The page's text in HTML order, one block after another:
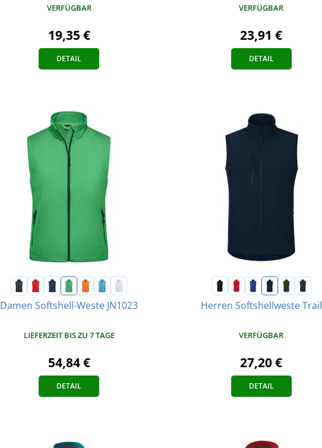
VERFÜGBAR
19,35 €
DETAIL
VERFÜGBAR
23,91 €
DETAIL
Damen Softshell-Weste JN1023
LIEFERZEIT BIS ZU 7 TAGE
54,84 €
DETAIL
Herren Softshellweste Trail
VERFÜGBAR
27,20 €
DETAIL